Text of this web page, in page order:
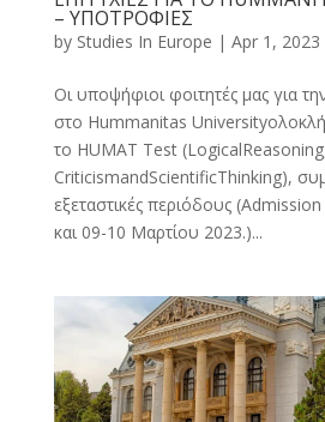
– ΥΠΟΤΡΟΦΙΕΣ
by Studies In Europe | Apr 1, 2023
Οι υποψήφιοι φοιτητές μας για
στο Hummanitas
το HUMAT Test
CriticismandScientificThinking),
εξεταστικές περιόδους
και 09-10 Μαρτίου 2023.)...